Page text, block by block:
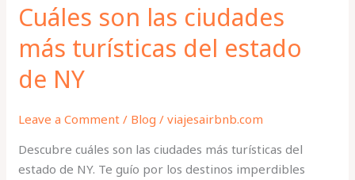
Cuáles son las ciudades
más turísticas del estado
de NY
Leave a Comment / Blog /viajesairbnb.com
Descubre cuáles son las ciudades más turísticas del
estado de NY. Te guío por los destinos imperdibles